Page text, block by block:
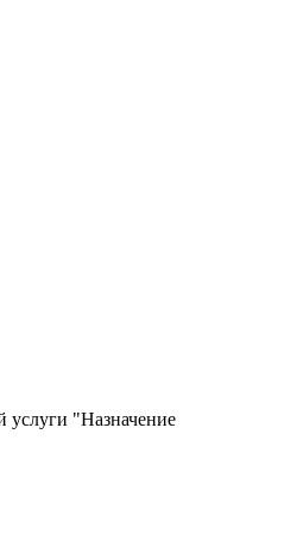
услуги "Назначение